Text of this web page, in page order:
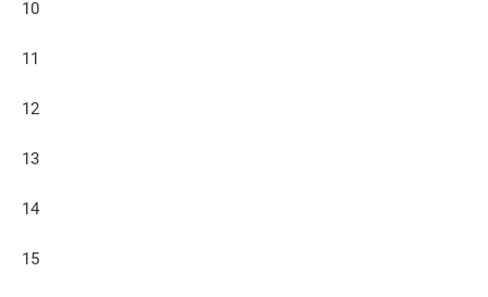
10
11
12
13
14
15